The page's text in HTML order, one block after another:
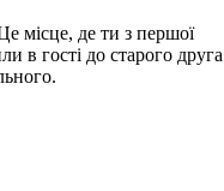
місце, де ти з першої
в гості до старого друга